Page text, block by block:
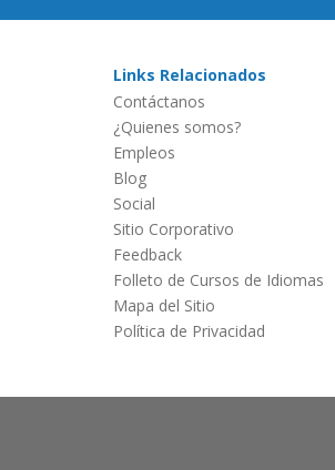
Links Relacionados
Contáctanos
¿Quienes somos?
Empleos
Blog
Social
Sitio Corporativo
Feedback
Folleto de Cursos de Idiomas
Mapa del Sitio
Política de Privacidad